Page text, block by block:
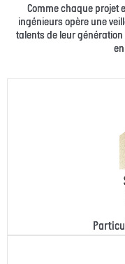
Comme chaque projet
ingénieurs opère une
talents de leur